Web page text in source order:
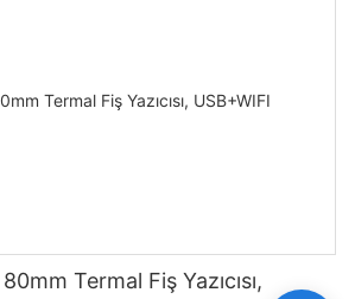
Termal Fiş Yazıcısı,